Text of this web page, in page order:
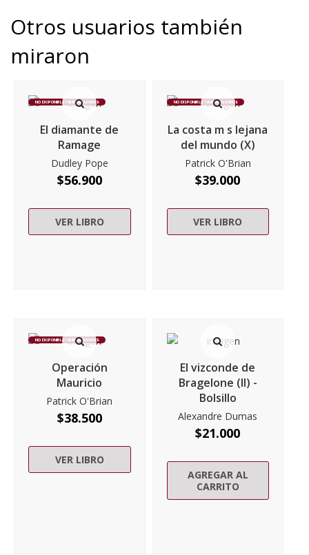
Otros usuarios también
miraron
NO DISPONIBLE TEMPORALMENTE
El diamante de
Ramage
Dudley Pope
$56.900
VER LIBRO
NO DISPONIBLE TEMPORALMENTE
La costa m s lejana
del mundo (X)
Patrick O'Brian
$39.000
VER LIBRO
NO DISPONIBLE TEMPORALMENTE
Operación
Mauricio
Patrick O'Brian
$38.500
VER LIBRO
El vizconde de
Bragelone (II) -
Bolsillo
Alexandre Dumas
$21.000
AGREGAR AL
CARRITO